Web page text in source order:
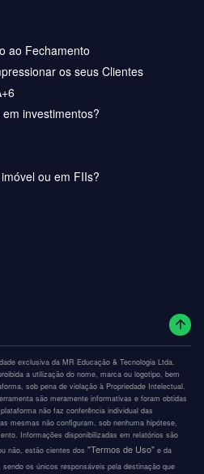
ao Fechamento
os seus Clientes
investimentos?
ou em FIIs?
exclusiva da MR Educação & Tecnologia Ltda.
a utilização do nome, marca ou logotipo, bem
sob pena de violação à Propriedade Intelectual.
são meramente informativas e foram obtidas
não faz conferência individual das
mesmas não configuram, sob nenhuma hipótese,
Informações disponibilizadas em relatórios são
não, estão cientes dos "Termos de Uso" e da
sendo os únicos responsáveis pela destinação que